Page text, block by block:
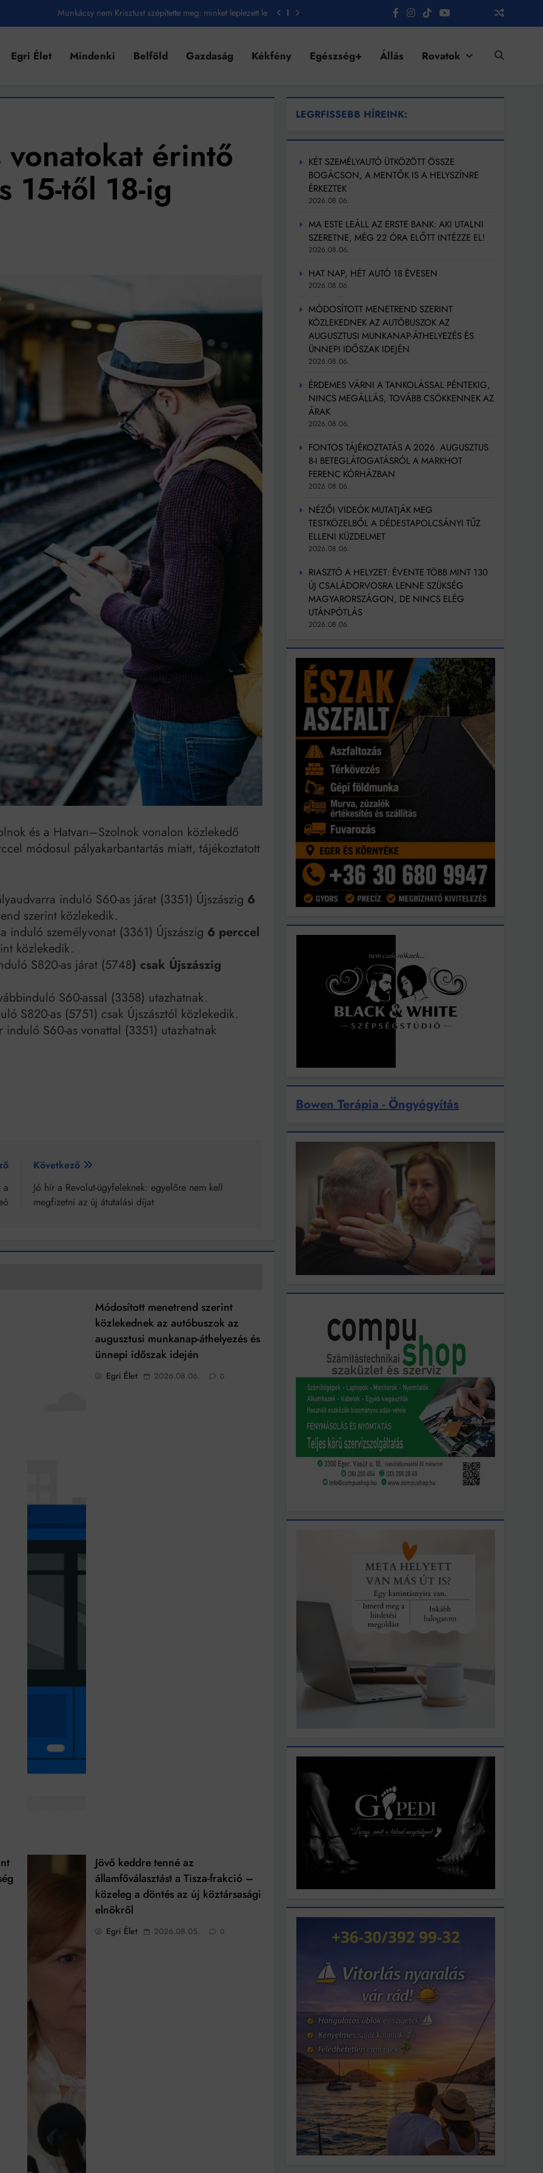
Munkácsy nem Krisztust szépítette meg: minket leplezett le
Amikor a Tetris boldogabbá tesz, mint a szerelem
Az öregség nem csak ránc?
Az ördög még mindig Pradát visel. De te miért öltözöl hozzá?
szerint akár 5 százalékkal is nőhetnek a bérleti díjak a ponthatárhirdetés
Munkácsy nem Krisztust szépítette meg: minket leplezett le
Ahol köszönnek, ott még van város
Amikor a Tetris boldogabbá tesz, mint a szerelem
Létezik tökéletes élet: Truman is elhitte
Karinthy Frigyes: a zseni, aki belenézett a saját koponyájába
Ki akarsz törni. De miből?
Az öregség nem csak ránc?
Az ördög még mindig Pradát visel. De te miért öltözöl hozzá?
Móricz Zsigmond: falusi író vagy boncmester?
Mindenki a világot akarja uralni – de nem csak a 80-as években
lapostetők: a bevált technológia akkor működik, ha jól van felújítva
Egri Élet Mindenki Belföld Gazdaság Kékfény Egészség+ Állás Rovatok
vonatokat érintő
15-től 18-ig
és a Hatvan–Szolnok vonalon közlekedő
módosul pályakarbantartás miatt, tájékoztatott
induló S60-as járat (3351) Újszászig 6
szerint közlekedik.
induló személyvonat (3361) Újszászig 6 perccel
közlekedik.
S820-as járat (5748) csak Újszászig
S60-assal (3358) utazhatnak.
S820-as (5751) csak Újszásztól közlekedik.
S60-as vonattal (3351) utazhatnak
a
Következő
Jó hír a Revolut-ügyfeleknek: egyelőre nem kell
megfizetni az új átutalási díjat
Módosított menetrend szerint
közlekednek az autóbuszok az
augusztusi munkanap-áthelyezés és
ünnepi időszak idején
Egri Élet 2026.08.06. 0
Jövő keddre tenné az
államfőválasztást a Tisza-frakció –
közeleg a döntés az új köztársasági
elnökről
Egri Élet 2026.08.05. 0
LEGRFISSEBB HÍREINK:
KÉT SZEMÉLYAUTÓ ÜTKÖZÖTT ÖSSZE
BOGÁCSON, A MENTŐK IS A HELYSZÍNRE
ÉRKEZTEK
2026.08.06.
MA ESTE LEÁLL AZ ERSTE BANK: AKI UTALNI
SZERETNE, MÉG 22 ÓRA ELŐTT INTÉZZE EL!
2026.08.06.
HAT NAP, HÉT AUTÓ 18 ÉVESEN
2026.08.06.
MÓDOSÍTOTT MENETREND SZERINT
KÖZLEKEDNEK AZ AUTÓBUSZOK AZ
AUGUSZTUSI MUNKANAP-ÁTHELYEZÉS ÉS
ÜNNEPI IDŐSZAK IDEJÉN
2026.08.06.
ÉRDEMES VÁRNI A TANKOLÁSSAL PÉNTEKIG,
NINCS MEGÁLLÁS, TOVÁBB CSÖKKENNEK AZ
ÁRAK
2026.08.06.
FONTOS TÁJÉKOZTATÁS A 2026. AUGUSZTUS
8-I BETEGLÁTOGATÁSRÓL A MARKHOT
FERENC KÓRHÁZBAN
2026.08.06.
NÉZŐI VIDEÓK MUTATJÁK MEG
TESTKÖZELBŐL A DÉDESTAPOLCSÁNYI TŰZ
ELLENI KÜZDELMET
2026.08.06.
RIASZTÓ A HELYZET: ÉVENTE TÖBB MINT 130
ÚJ CSALÁDORVOSRA LENNE SZÜKSÉG
MAGYARORSZÁGON, DE NINCS ELÉG
UTÁNPÓTLÁS
2026.08.06.
Bowen Terápia - Öngyógyítás